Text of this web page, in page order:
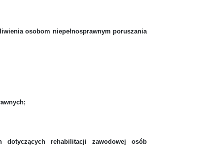
osobom niepełnosprawnym poruszania
rehabilitacji zawodowej osób